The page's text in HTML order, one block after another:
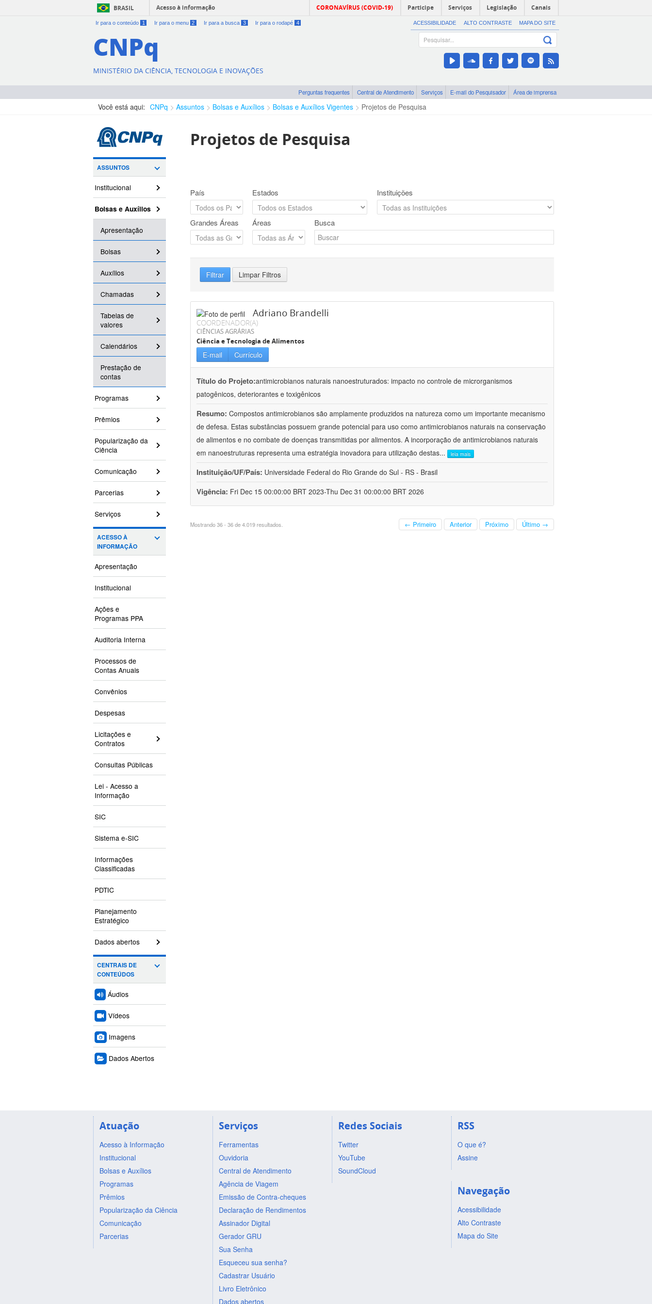
BRASIL Acesso à informação CORONAVÍRUS (COVID-19) Participe Serviços Legislação Canais
Ir para o conteúdo 1 Ir para o menu 2 Ir para a busca 3 Ir para o rodapé 4 ACESSIBILIDADE ALTO CONTRASTE MAPA DO SITE
CNPq
MINISTÉRIO DA CIÊNCIA, TECNOLOGIA E INOVAÇÕES
Perguntas frequentes Central de Atendimento Serviços E-mail do Pesquisador Área de imprensa
Você está aqui: CNPq Assuntos Bolsas e Auxílios Bolsas e Auxílios Vigentes Projetos de Pesquisa
ASSUNTOS
Institucional
Bolsas e Auxílios
Apresentação
Bolsas
Auxílios
Chamadas
Tabelas de
valores
Calendários
Prestação de
contas
Programas
Prêmios
Popularização da
Ciência
Comunicação
Parcerias
Serviços
ACESSO À
INFORMAÇÃO
Apresentação
Institucional
Ações e
Programas PPA
Auditoria Interna
Processos de
Contas Anuais
Convênios
Despesas
Licitações e
Contratos
Consultas Públicas
Lei - Acesso a
Informação
SIC
Sistema e-SIC
Informações
Classificadas
PDTIC
Planejamento
Estratégico
Dados abertos
CENTRAIS DE
CONTEÚDOS
Áudios
Vídeos
Imagens
Dados Abertos
Projetos de Pesquisa
País Estados Instituições
Grandes Áreas Áreas Busca
Filtrar Limpar Filtros
Adriano Brandelli
COORDENADOR(A)
CIÊNCIAS AGRÁRIAS
Ciência e Tecnologia de Alimentos
E-mail Currículo
Título do Projeto:antimicrobianos naturais nanoestruturados: impacto no controle de microrganismos
patogênicos, deteriorantes e toxigênicos
Resumo: Compostos antimicrobianos são amplamente produzidos na natureza como um importante mecanismo
de defesa. Estas substâncias possuem grande potencial para uso como antimicrobianos naturais na conservação
de alimentos e no combate de doenças transmitidas por alimentos. A incorporação de antimicrobianos naturais
em nanoestruturas representa uma estratégia inovadora para utilização destas... leia mais
Instituição/UF/País: Universidade Federal do Rio Grande do Sul - RS - Brasil
Vigência: Fri Dec 15 00:00:00 BRT 2023-Thu Dec 31 00:00:00 BRT 2026
Mostrando 36 - 36 de 4.019 resultados. ← Primeiro Anterior Próximo Último →
Atuação
Acesso à Informação
Institucional
Bolsas e Auxílios
Programas
Prêmios
Popularização da Ciência
Comunicação
Parcerias
Serviços
Ferramentas
Ouvidoria
Central de Atendimento
Agência de Viagem
Emissão de Contra-cheques
Declaração de Rendimentos
Assinador Digital
Gerador GRU
Sua Senha
Esqueceu sua senha?
Cadastrar Usuário
Livro Eletrônico
Dados abertos
Redes Sociais
Twitter
YouTube
SoundCloud
RSS
O que é?
Assine
Navegação
Acessibilidade
Alto Contraste
Mapa do Site